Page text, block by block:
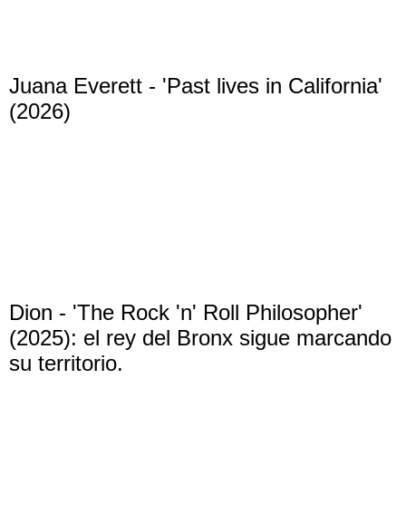
Juana Everett - 'Past lives in California'
(2026)
Dion - 'The Rock 'n' Roll Philosopher'
(2025): el rey del Bronx sigue marcando
su territorio.